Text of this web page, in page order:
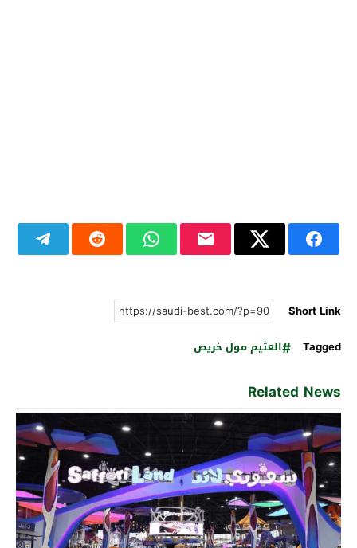
Short Link
Tagged
العثيم مول خريص
Related News